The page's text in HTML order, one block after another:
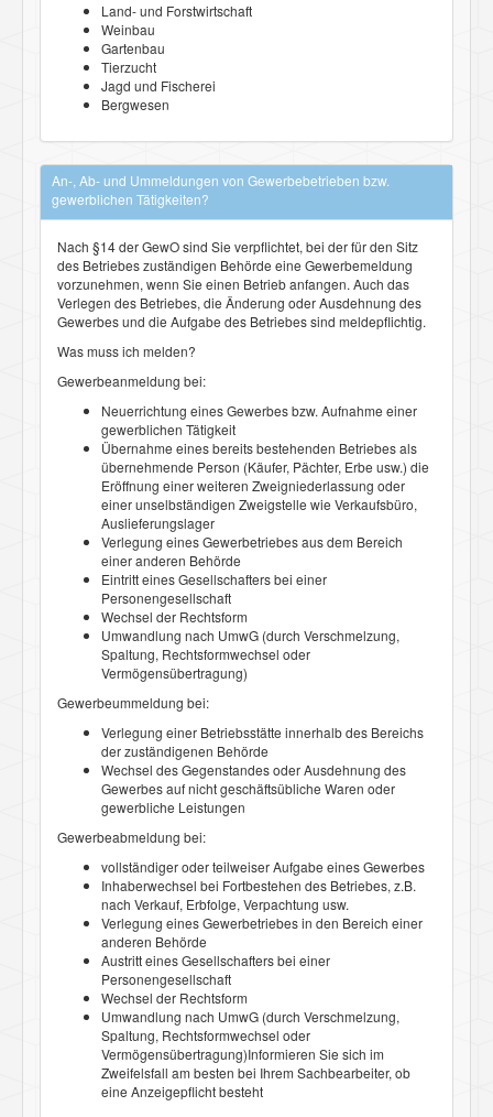
Land- und Forstwirtschaft
Weinbau
Gartenbau
Tierzucht
Jagd und Fischerei
Bergwesen
An-, Ab- und Ummeldungen von Gewerbebetrieben bzw.
gewerblichen Tätigkeiten?
Nach §14 der GewO sind Sie verpflichtet, bei der für den Sitz
des Betriebes zuständigen Behörde eine Gewerbemeldung
vorzunehmen, wenn Sie einen Betrieb anfangen. Auch das
Verlegen des Betriebes, die Änderung oder Ausdehnung des
Gewerbes und die Aufgabe des Betriebes sind meldepflichtig.
Was muss ich melden?
Gewerbeanmeldung bei:
Neuerrichtung eines Gewerbes bzw. Aufnahme einer
gewerblichen Tätigkeit
Übernahme eines bereits bestehenden Betriebes als
übernehmende Person (Käufer, Pächter, Erbe usw.) die
Eröffnung einer weiteren Zweigniederlassung oder
einer unselbständigen Zweigstelle wie Verkaufsbüro,
Auslieferungslager
Verlegung eines Gewerbetriebes aus dem Bereich
einer anderen Behörde
Eintritt eines Gesellschafters bei einer
Personengesellschaft
Wechsel der Rechtsform
Umwandlung nach UmwG (durch Verschmelzung,
Spaltung, Rechtsformwechsel oder
Vermögensübertragung)
Gewerbeummeldung bei:
Verlegung einer Betriebsstätte innerhalb des Bereichs
der zuständigenen Behörde
Wechsel des Gegenstandes oder Ausdehnung des
Gewerbes auf nicht geschäftsübliche Waren oder
gewerbliche Leistungen
Gewerbeabmeldung bei:
vollständiger oder teilweiser Aufgabe eines Gewerbes
Inhaberwechsel bei Fortbestehen des Betriebes, z.B.
nach Verkauf, Erbfolge, Verpachtung usw.
Verlegung eines Gewerbetriebes in den Bereich einer
anderen Behörde
Austritt eines Gesellschafters bei einer
Personengesellschaft
Wechsel der Rechtsform
Umwandlung nach UmwG (durch Verschmelzung,
Spaltung, Rechtsformwechsel oder
Vermögensübertragung)Informieren Sie sich im
Zweifelsfall am besten bei Ihrem Sachbearbeiter, ob
eine Anzeigepflicht besteht